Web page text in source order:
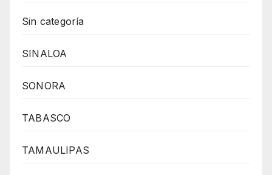
Sin categoría
SINALOA
SONORA
TABASCO
TAMAULIPAS